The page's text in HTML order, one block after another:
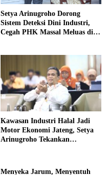
Setya Arinugroho Dorong
Sistem Deteksi Dini Industri,
Cegah PHK Massal Meluas di
Kawasan Industri Halal Jadi
Motor Ekonomi Jateng, Setya
Arinugroho Tekankan
Menyeka Jarum, Menyentuh